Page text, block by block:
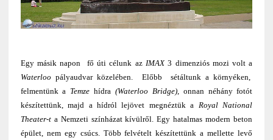
Egy másik napon fő úti célunk az IMAX3 dimenziós mozi volt a
Waterloo pályaudvar közelében. Előbb sétáltunk a környéken,
felmentünk a Temze hídra (Waterloo Bridge), onnan néhány fotót
készítettünk, majd a hídról lejövet megnéztük a Royal National
Theater-ta Nemzeti színházat kívülről. Egy hatalmas modern beton
épület, nem egy csúcs. Több felvételt készítettünk a mellette levő